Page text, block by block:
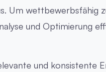
Um wettbewerbsfähig
und Optimierung
und konsistente